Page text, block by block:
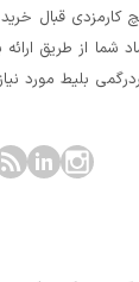
از شما هیچ کارمزدی
شما از طریق
بلیط مورد